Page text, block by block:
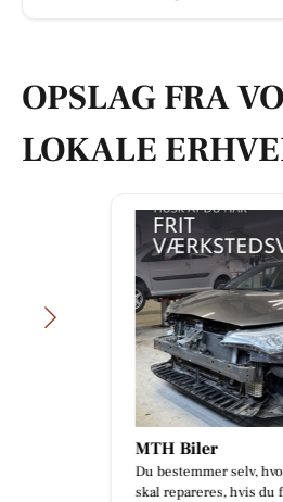
OPSLAG FRA
LOKALE
MTH Biler
Du bestemmer selv,
skal repareres, hvis du